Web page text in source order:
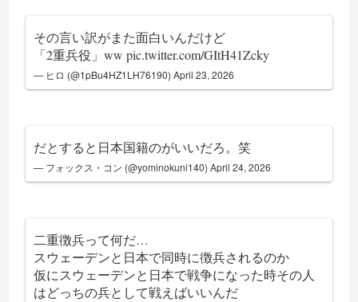
その言い訳がまた面白いんだけど
「2重兵役」wwpic.twitter.com/GItH41Zcky
— ヒロ (@1pBu4HZ1LH76190)April 23, 2026
だとすると日本国籍のがいいだろ。笑
— フォックス・コン (@yominokuni140)April 24, 2026
二重徴兵って何だ…
スウェーデンと日本で同時に徴兵されるのか
仮にスウェーデンと日本で戦争になった時その人
はどっちの兵として戦えばいいんだ